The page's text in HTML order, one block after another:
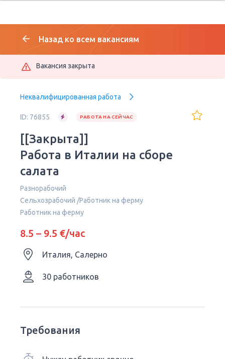
Назад ко всем вакансиям
Вакансия закрыта
Неквалифицированная работа
ID: 76855 РАБОТА НА СЕЙЧАС
[[Закрыта]]
Работа в Италии на сборе
салата
Разнорабочий
Сельхозрабочий /Работник на ферму
Работник на ферму
8.5 – 9.5 €/час
Италия, Салерно
30 работников
Требования